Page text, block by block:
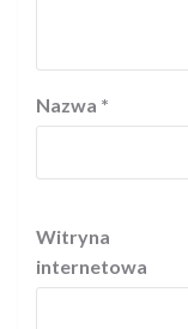
Nazwa *
Witryna
internetowa